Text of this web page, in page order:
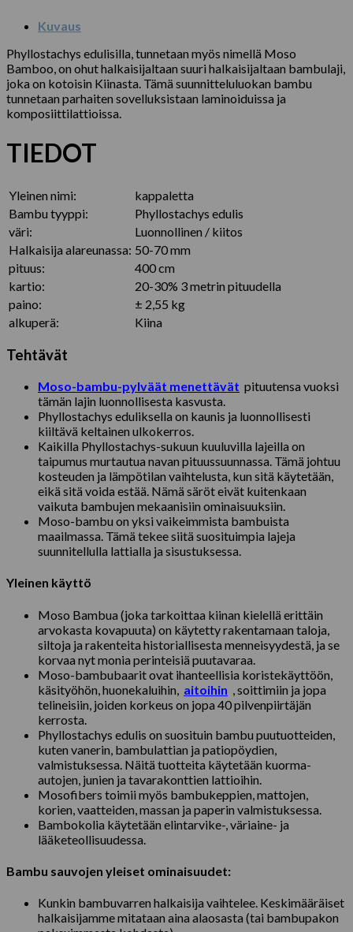
Kuvaus
Phyllostachys edulisilla, tunnetaan myös nimellä Moso
Bamboo, on ohut halkaisijaltaan suuri halkaisijaltaan bambulaji,
joka on kotoisin Kiinasta. Tämä suunnitteluluokan bambu
tunnetaan parhaiten sovelluksistaan ​​laminoiduissa ja
komposiittilattioissa.
TIEDOT
Yleinen nimi:
kappaletta
Bambu tyyppi:
Phyllostachys edulis
väri:
Luonnollinen / kiitos
Halkaisija alareunassa: 50-70 mm
pituus:
400 cm
kartio:
20-30% 3 metrin pituudella
paino:
± 2,55 kg
alkuperä:
Kiina
Tehtävät
Moso-bambu-pylväät menettävät pituutensa vuoksi
tämän lajin luonnollisesta kasvusta.
Phyllostachys eduliksella on kaunis ja luonnollisesti
kiiltävä keltainen ulkokerros.
Kaikilla Phyllostachys-sukuun kuuluvilla lajeilla on
taipumus murtautua navan pituussuunnassa. Tämä johtuu
kosteuden ja lämpötilan vaihtelusta, kun sitä käytetään,
eikä sitä voida estää. Nämä säröt eivät kuitenkaan
vaikuta bambujen mekaanisiin ominaisuuksiin.
Moso-bambu on yksi vaikeimmista bambuista
maailmassa. Tämä tekee siitä suosituimpia lajeja
suunnitellulla lattialla ja sisustuksessa.
Yleinen käyttö
Moso Bambua (joka tarkoittaa kiinan kielellä erittäin
arvokasta kovapuuta) on käytetty rakentamaan taloja,
siltoja ja rakenteita historiallisesta menneisyydestä, ja se
korvaa nyt monia perinteisiä puutavaraa.
Moso-bambubaarit ovat ihanteellisia koristekäyttöön,
käsityöhön, huonekaluihin, aitoihin , soittimiin ja jopa
telineisiin, joiden korkeus on jopa 40 pilvenpiirtäjän
kerrosta.
Phyllostachys edulis on suosituin bambu puutuotteiden,
kuten vanerin, bambulattian ja patiopöydien,
valmistuksessa. Näitä tuotteita käytetään kuorma-
autojen, junien ja tavarakonttien lattioihin.
Mosofibers toimii myös bambukeppien, mattojen,
korien, vaatteiden, massan ja paperin valmistuksessa.
Bambokolia käytetään elintarvike-, väriaine- ja
lääketeollisuudessa.
Bambu sauvojen yleiset ominaisuudet:
Kunkin bambuvarren halkaisija vaihtelee. Keskimääräiset
halkaisijamme mitataan aina alaosasta (tai bambupakon